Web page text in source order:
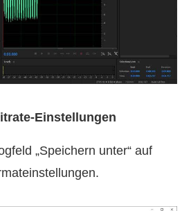
Einstellungen
„Speichern unter“ auf